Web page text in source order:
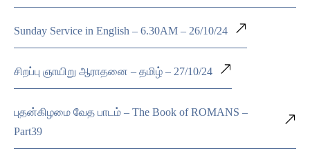
Sunday Service in English – 6.30AM – 26/10/24
சிறப்பு ஞாயிறு ஆராதனை – தமிழ் – 27/10/24
புதன்கிழமை வேத பாடம் – The Book of ROMANS –
Part39